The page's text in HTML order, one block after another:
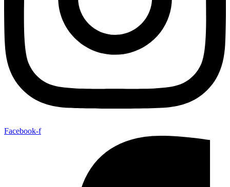
Facebook-f